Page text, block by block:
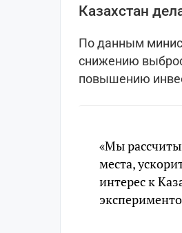
Казахстан
По данным
снижению
повышению
«Мы
места,
интерес к